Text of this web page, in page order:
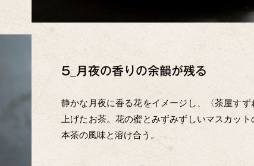
5_月夜の香りの余韻が残る
静かな月夜に香る花をイメージし、〈茶屋すず
上げたお茶。花の蜜とみずみずしいマスカット
本茶の風味と溶け合う。